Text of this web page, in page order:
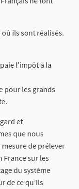
où ils sont réalisés.
l’impôt à la
pour les grands
et
que nous
de prélever
France sur les
du système
de ce qu’ils